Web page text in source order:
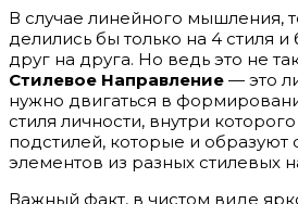
В случае линейного мышления,
делились бы только на 4 стиля
друг на друга. Но ведь это не
Стилевое Направление — это
нужно двигаться в
стиля личности, внутри
подстилей, которые и образуют
элементов из разных стилевых
Важный факт, в чистом виде